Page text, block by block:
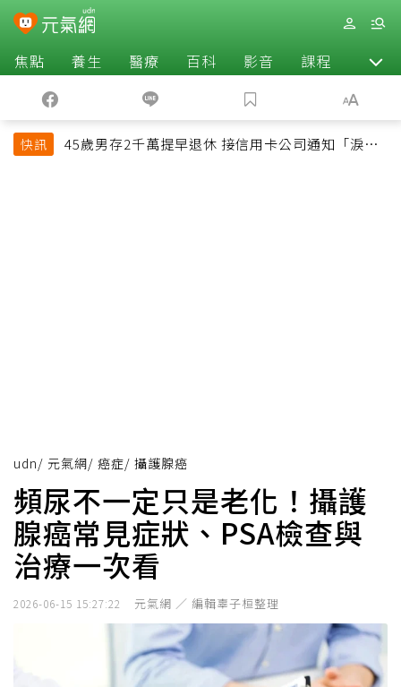
焦點 養生 醫療 百科 影音 課程 退休
快訊
45歲男存2千萬提早退休 接信用卡公司通知「淚回
udn/ 元氣網/ 癌症/ 攝護腺癌
頻尿不一定只是老化！攝護
腺癌常見症狀、PSA檢查與
治療一次看
2026-06-15 15:27:22 元氣網 ／ 編輯辜子桓整理